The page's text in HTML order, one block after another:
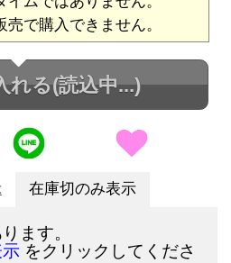
で購入できません。
れる(読込中...)
在庫切のみ表示
ます。
をクリックしてくださ